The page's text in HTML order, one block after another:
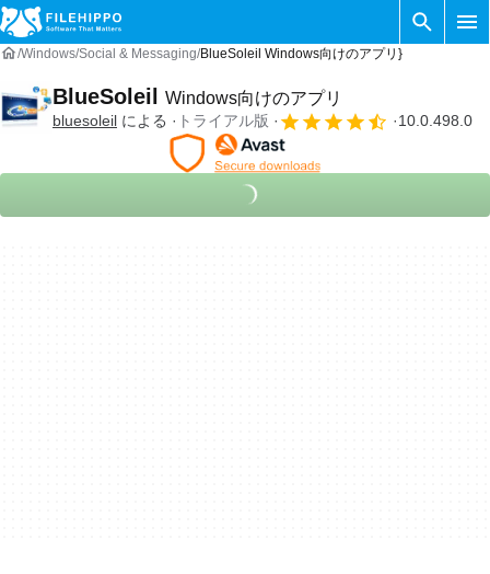
Windows Social & Messaging BlueSoleil Windows向けのアプリ}
BlueSoleil Windows向けのアプリ
bluesoleil による トライアル版 10.0.498.0